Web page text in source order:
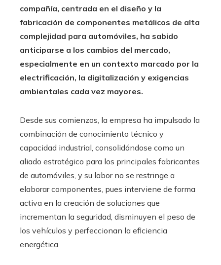
compañía, centrada en el diseño y la
fabricación de componentes metálicos de alta
complejidad para automóviles, ha sabido
anticiparse a los cambios del mercado,
especialmente en un contexto marcado por la
electrificación, la digitalización y exigencias
ambientales cada vez mayores.
Desde sus comienzos, la empresa ha impulsado la
combinación de conocimiento técnico y
capacidad industrial, consolidándose como un
aliado estratégico para los principales fabricantes
de automóviles, y su labor no se restringe a
elaborar componentes, pues interviene de forma
activa en la creación de soluciones que
incrementan la seguridad, disminuyen el peso de
los vehículos y perfeccionan la eficiencia
energética.